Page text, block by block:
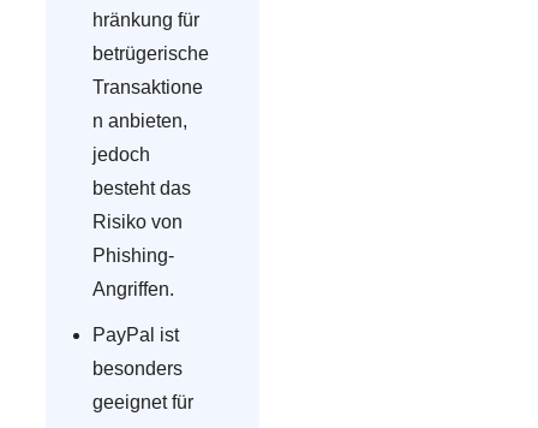
hränkung für
betrügerische
Transaktione
n anbieten,
jedoch
besteht das
Risiko von
Phishing-
Angriffen.
PayPal ist
besonders
geeignet für